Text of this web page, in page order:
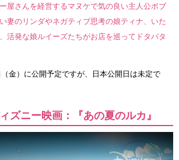
屋さんを経営するマヌケで気の良い主人公ボブ
妻のリンダやネガティブ思考の娘ティナ、いた
活発な娘ルイーズたちがお店を巡ってドタバタ
金）に公開予定ですが、日本公開日は未定で
ズニー映画：『あの夏のルカ』